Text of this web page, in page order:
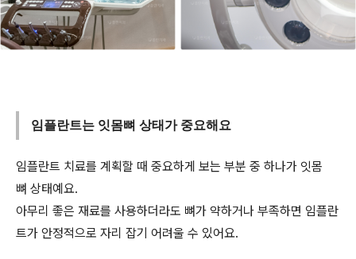
임플란트는 잇몸뼈 상태가 중요해요
임플란트 치료를 계획할 때 중요하게 보는 부분 중 하나가 잇몸
뼈 상태예요.
아무리 좋은 재료를 사용하더라도 뼈가 약하거나 부족하면 임플란
트가 안정적으로 자리 잡기 어려울 수 있어요.